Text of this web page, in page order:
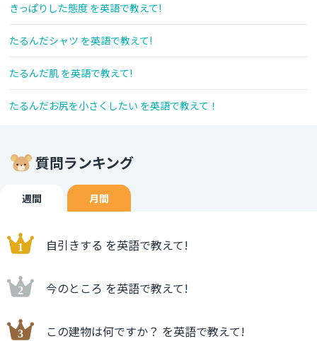
きっぱりした態度 を英語で教えて!
たるんだシャツ を英語で教えて!
たるんだ肌 を英語で教えて!
たるんだお尻を小さくしたい を英語で教えて！
質問ランキング
週間 月間
自引きする を英語で教えて!
今のところ を英語で教えて!
この建物は何ですか？ を英語で教えて!